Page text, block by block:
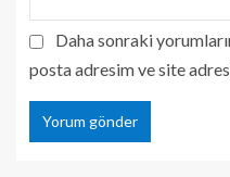
Daha sonraki
posta adresim ve site